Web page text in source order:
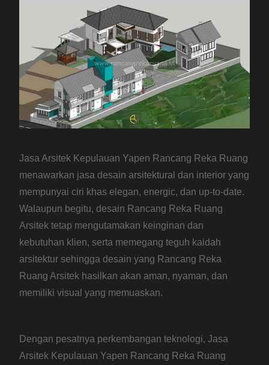
Jasa Arsitek Kepulauan Yapen Rancang Reka Ruang
menawarkan jasa desain arsitektural dan interior yang
mempunyai ciri khas elegan, energic, dan up-to-date.
Walaupun begitu, desain Rancang Reka Ruang
Arsitek tetap mengutamakan keinginan dan
kebutuhan klien, serta memegang teguh kaidah
arsitektur sehingga desain yang Rancang Reka
Ruang Arsitek hasilkan akan aman, nyaman, dan
memiliki visual yang memuaskan.
Dengan pesatnya perkembangan teknologi, Jasa
Arsitek Kepulauan Yapen Rancang Reka Ruang